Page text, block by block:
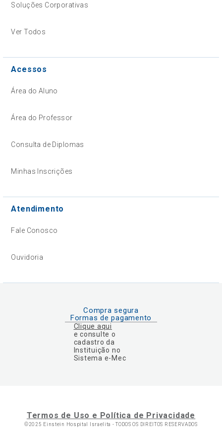
Soluções Corporativas
Ver Todos
Acessos
Área do Aluno
Área do Professor
Consulta de Diplomas
Minhas Inscrições
Atendimento
Fale Conosco
Ouvidoria
Compra segura
Formas de pagamento
Clique aqui
e consulte o
cadastro da
Instituição no
Sistema e-Mec
Termos de Uso e Política de Privacidade
©2025 Einstein Hospital Israelita -TODOS OS DIREITOS RESERVADOS